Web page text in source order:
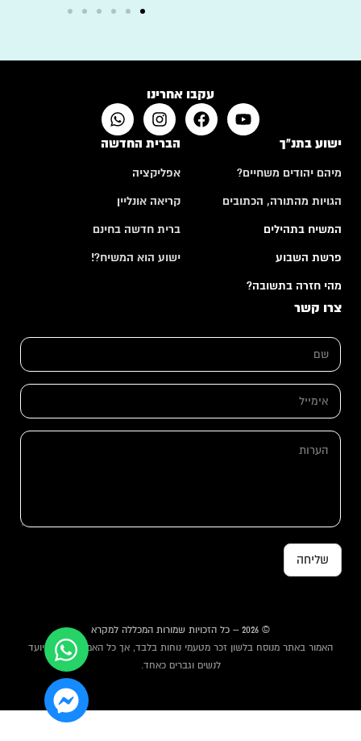
עקבו אחרינו
ישוע בתנ"ך
מיהם יהודים משחיים?
הגויות מהתורה, הכתובים
המשיח בתהילים
פרשת השבוע
מהי חזרה בתשובה?
הברית החדשה
אפליקציה
קריאה אונליין
ברית חדשה בחינם
ישוע הוא המשיח?!
צרו קשר
י
י
*
ע
ש
*
א
מ
י
ה
שליחה
© 2026 – כל הזכויות שמורות המכללה למקרא
האמור באתר מנוסח בלשון זכר מטעמי נוחות בלבד, אך כל האמור באתר מיועד
לנשים וגברים כאחד.